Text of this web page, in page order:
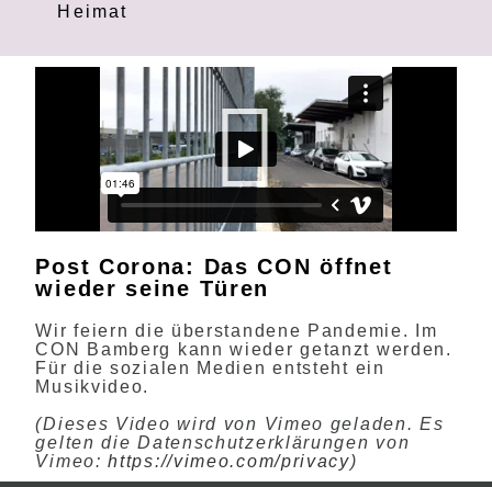
Heimat
Post Corona: Das CON öffnet
wieder seine Türen
Wir feiern die überstandene Pandemie. Im
CON Bamberg kann wieder getanzt werden.
Für die sozialen Medien entsteht ein
Musikvideo.
(Dieses Video wird von Vimeo geladen. Es
gelten die Datenschutzerklärungen von
Vimeo:https://vimeo.com/privacy)